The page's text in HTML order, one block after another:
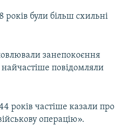
років були більш схильні
занепокоєння
найчастіше повідомляли
років частіше казали про
операцію».